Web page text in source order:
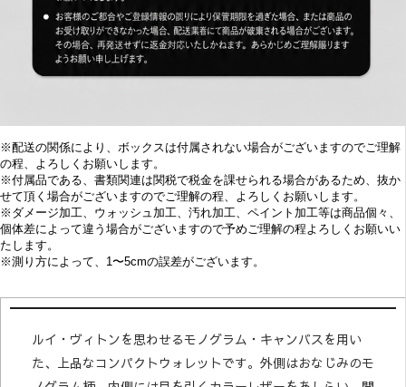
※配送の関係により、ボックスは付属されない場合がございますのでご理解
の程、よろしくお願いします。
※付属品である、書類関連は関税で税金を課せられる場合があるため、抜か
せて頂く場合がございますのでご理解の程、よろしくお願いします。
※ ダメージ加工、 ウォッシュ加工、汚れ加工、ペイント加工等は商品個々、
個体差によって違う場合がございますので予めご理解の程よろしくお願いい
たします。
※測り方によって、1〜5cmの誤差がございます。
ルイ・ヴィトンを思わせるモノグラム・キャンバスを用い
た、上品なコンパクトウォレットです。外側はおなじみのモ